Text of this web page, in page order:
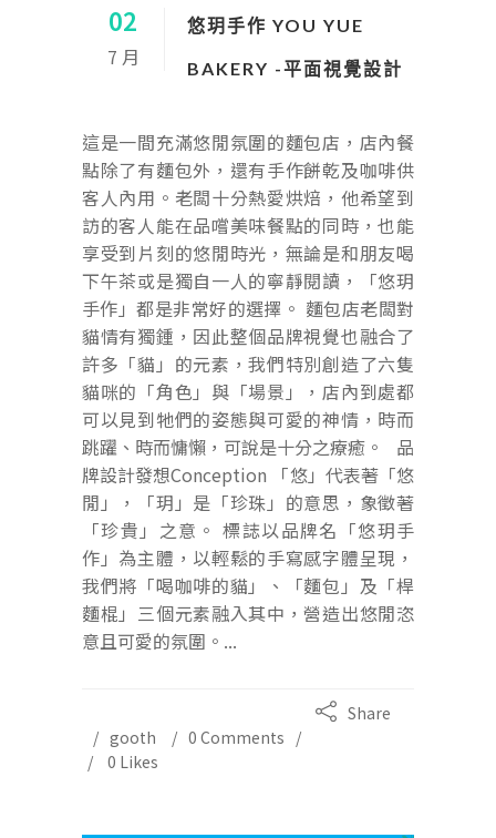
02
7 月
悠玥手作 YOU YUE
BAKERY -平面視覺設計
這是一間充滿悠閒氛圍的麵包店，店內餐
點除了有麵包外，還有手作餅乾及咖啡供
客人內用。老闆十分熱愛烘焙，他希望到
訪的客人能在品嚐美味餐點的同時，也能
享受到片刻的悠閒時光，無論是和朋友喝
下午茶或是獨自一人的寧靜閱讀，「悠玥
手作」都是非常好的選擇。 麵包店老闆對
貓情有獨鍾，因此整個品牌視覺也融合了
許多「貓」的元素，我們特別創造了六隻
貓咪的「角色」與「場景」，店內到處都
可以見到牠們的姿態與可愛的神情，時而
跳躍、時而慵懶，可說是十分之療癒。 品
牌設計發想Conception 「悠」代表著「悠
閒」，「玥」是「珍珠」的意思，象徵著
「珍貴」之意。 標誌以品牌名「悠玥手
作」為主體，以輕鬆的手寫感字體呈現，
我們將「喝咖啡的貓」、「麵包」及「桿
麵棍」三個元素融入其中，營造出悠閒恣
意且可愛的氛圍。...
gooth 0 Comments
Share
0 Likes